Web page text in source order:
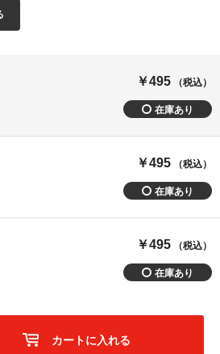
￥495 （税込）
￥495 （税込）
￥495 （税込）
カートに入れる